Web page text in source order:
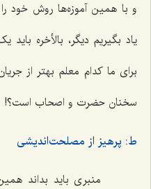
و با همین آموزه‌ها روش خود را
یاد بگیریم دیگر، بالأخره
برای ما کدام معلم بهتر از
سخنان حضرت و اصحاب است؟!
ط: پرهیز از مصلحت‌اندیشی
منبری باید بداند